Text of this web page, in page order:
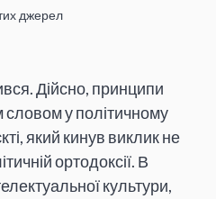
джерел
Дійсно, принципи
словом у політичному
який кинув виклик не
ортодоксії. В
культури,